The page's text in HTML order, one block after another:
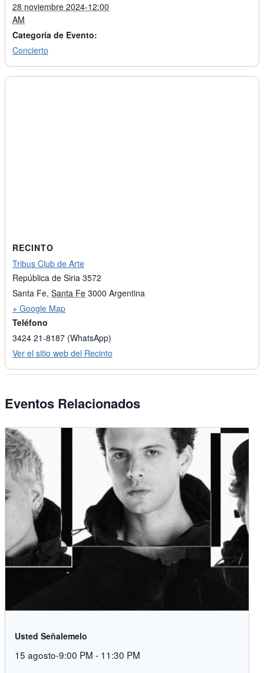
28 noviembre 2024-12:00
AM
Categoría de Evento:
Concierto
RECINTO
Tribus Club de Arte
República de Siria 3572
Santa Fe, Santa Fe 3000 Argentina
+ Google Map
Teléfono
3424 21-8187 (WhatsApp)
Ver el sitio web del Recinto
Eventos Relacionados
Usted Señalemelo
15 agosto-9:00 PM - 11:30 PM